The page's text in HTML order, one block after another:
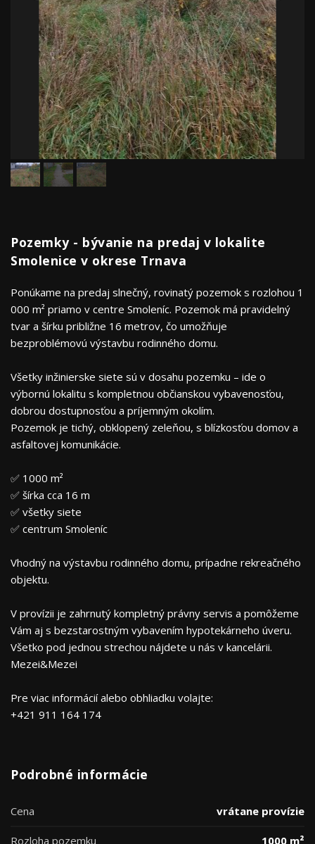
Pozemky - bývanie na predaj v lokalite
Smolenice v okrese Trnava
Ponúkame na predaj slnečný, rovinatý pozemok s rozlohou 1
000 m² priamo v centre Smoleníc. Pozemok má pravidelný
tvar a šírku približne 16 metrov, čo umožňuje
bezproblémovú výstavbu rodinného domu.
Všetky inžinierske siete sú v dosahu pozemku – ide o
výbornú lokalitu s kompletnou občianskou vybavenosťou,
dobrou dostupnosťou a príjemným okolím.
Pozemok je tichý, obklopený zeleňou, s blízkosťou domov a
asfaltovej komunikácie.
✅ 1000 m²
✅ šírka cca 16 m
✅ všetky siete
✅ centrum Smoleníc
Vhodný na výstavbu rodinného domu, prípadne rekreačného
objektu.
V provízii je zahrnutý kompletný právny servis a pomôžeme
Vám aj s bezstarostným vybavením hypotekárneho úveru.
Všetko pod jednou strechou nájdete u nás v kancelárii.
Mezei&Mezei
Pre viac informácií alebo obhliadku volajte:
+421 911 164 174
Podrobné informácie
Cena vrátane provízie
Rozloha pozemku
1000 m²